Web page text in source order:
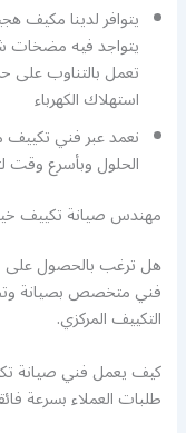
يتوافر لدينا مكيف
يتواجد فيه مضخات
تعمل بالتناوب على
استهلاك الكهرباء
نعمد عبر فني
الحلول وبأسرع وقت
مهندس صيانة تكييف
هل ترغب بالحصول على
فني متخصص بصيانة
التكييف المركزي.
كيف يعمل فني صيانة
طلبات العملاء بسرعة